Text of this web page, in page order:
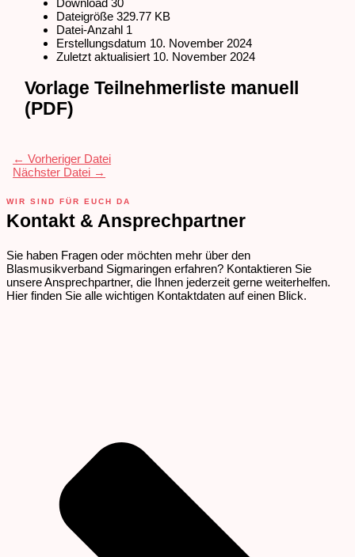
Download30
Dateigröße329.77 KB
Datei-Anzahl 1
Erstellungsdatum 10. November 2024
Zuletzt aktualisiert 10. November 2024
Vorlage Teilnehmerliste manuell
(PDF)
← Vorheriger Datei
Nächster Datei →
WIR SIND FÜR EUCH DA
Kontakt & Ansprechpartner
Sie haben Fragen oder möchten mehr über den
Blasmusikverband Sigmaringen erfahren? Kontaktieren Sie
unsere Ansprechpartner, die Ihnen jederzeit gerne weiterhelfen.
Hier finden Sie alle wichtigen Kontaktdaten auf einen Blick.